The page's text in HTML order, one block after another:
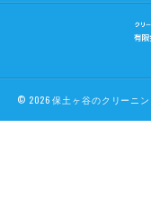
© 2026 保土ヶ谷のクリーニン